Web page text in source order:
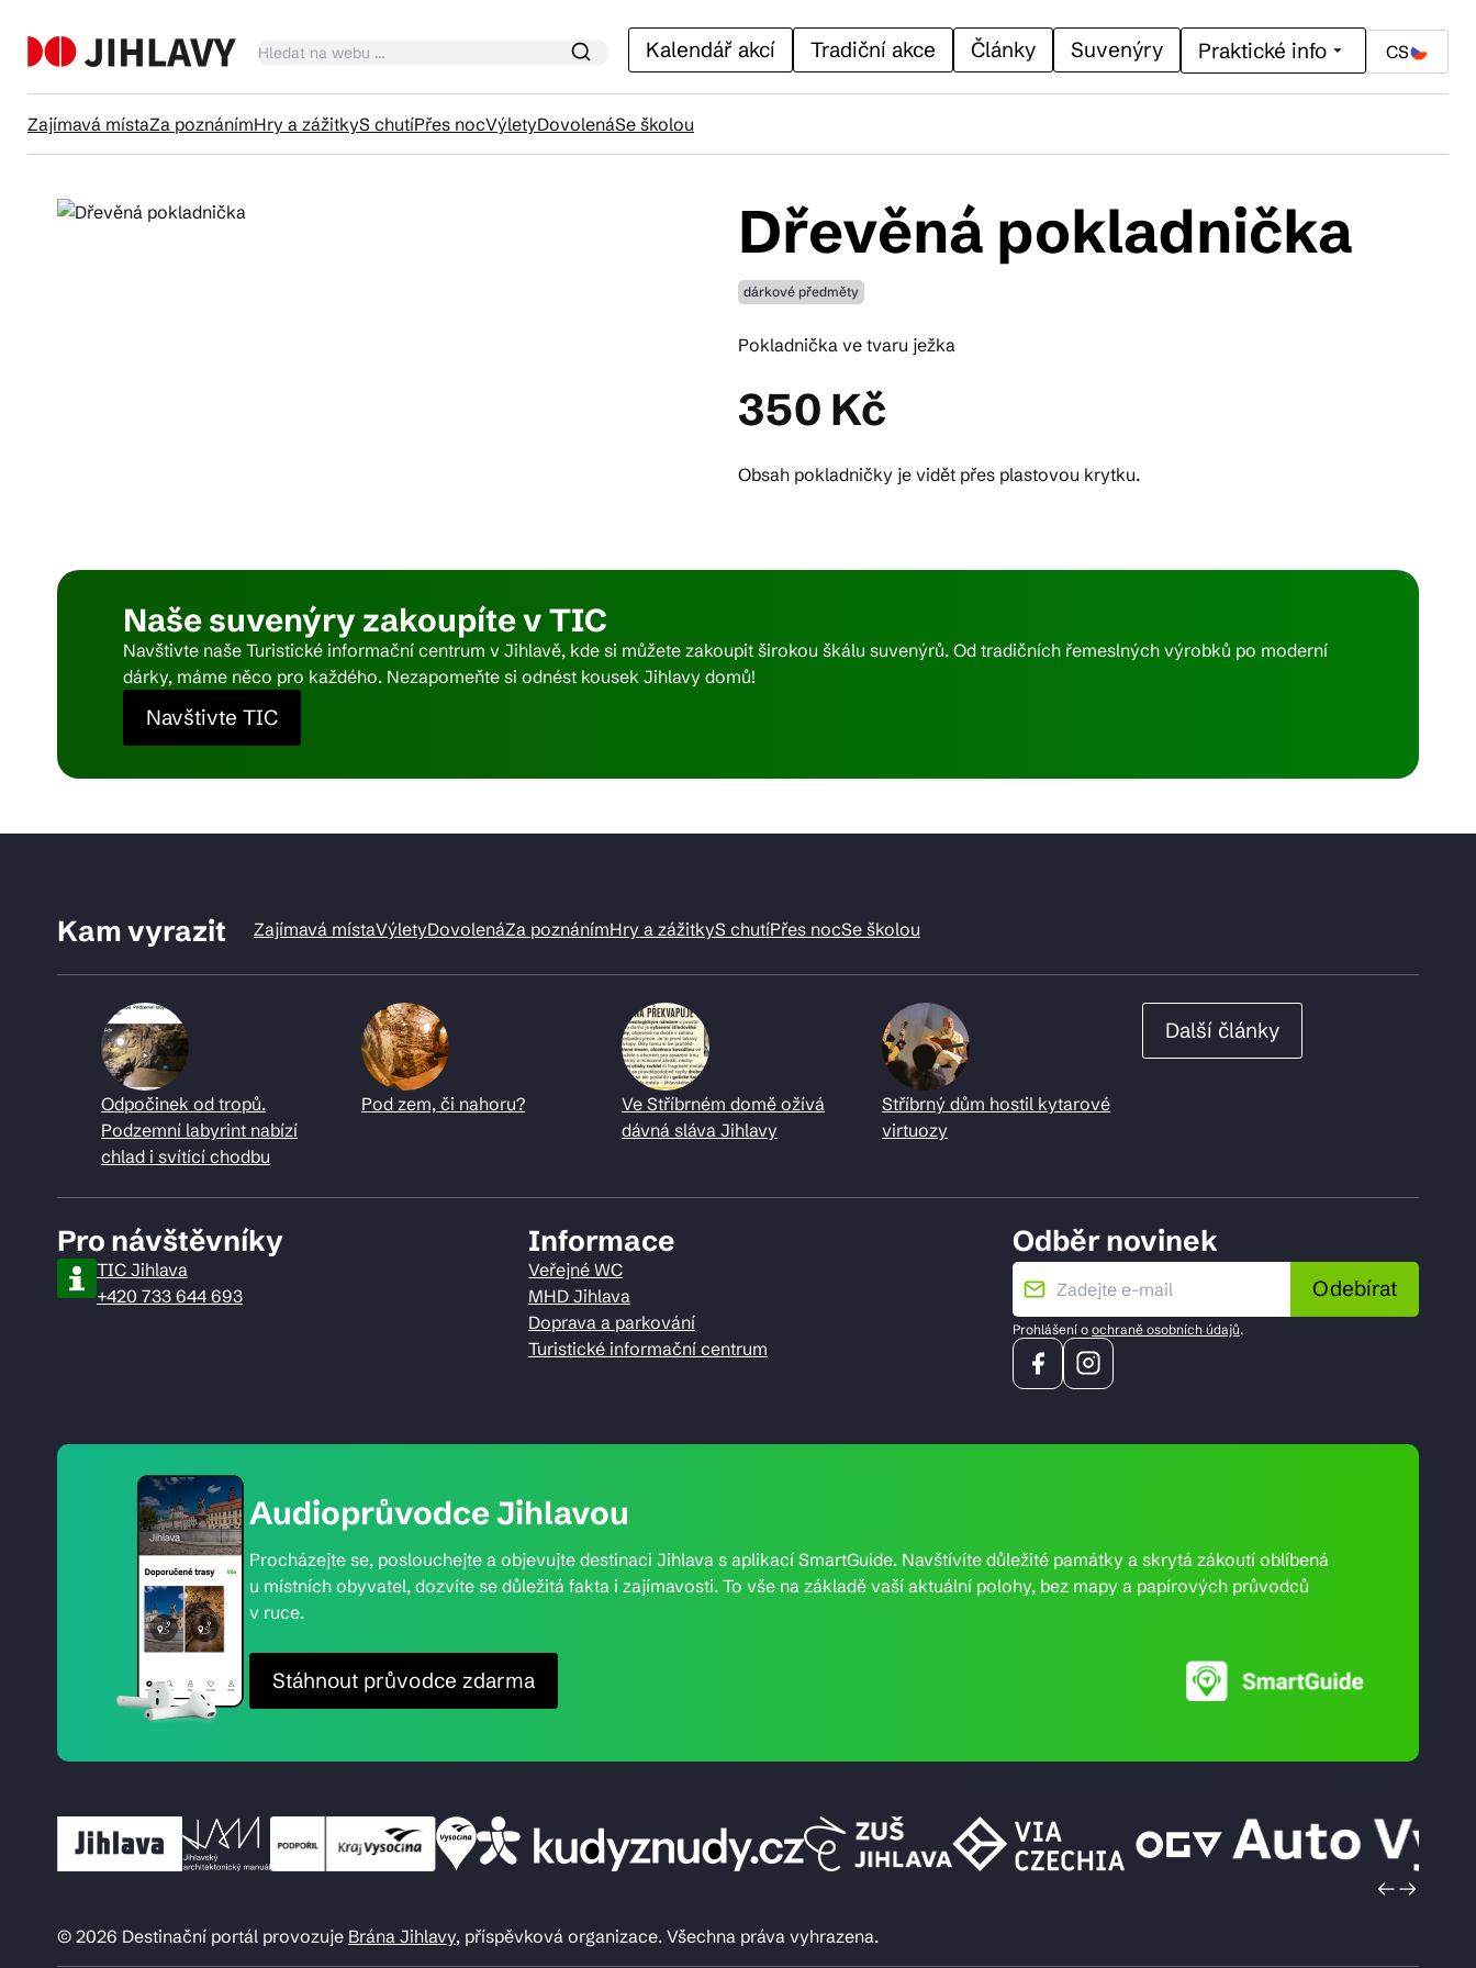
Kalendář akcí Tradiční akce Články Suvenýry Praktické info CS
Zajímavá místaZa poznánímHry a zážitkyS chutíPřes nocVýletyDovolenáSe školou
Kam vyrazit
Dřevěná pokladnička
dárkové předměty
Pokladnička ve tvaru ježka
350 Kč
Obsah pokladničky je vidět přes plastovou krytku.
Naše suvenýry zakoupíte v TIC
Navštivte naše Turistické informační centrum v Jihlavě, kde si můžete zakoupit širokou škálu suvenýrů. Od tradičních řemeslných výrobků po moderní
dárky, máme něco pro každého. Nezapomeňte si odnést kousek Jihlavy domů!
Navštivte TIC
Kam vyrazit Zajímavá místaVýletyDovolenáZa poznánímHry a zážitkyS chutíPřes nocSe školou
Odpočinek od tropů.
Podzemní labyrint nabízí
chlad i svítící chodbu
Pod zem, či nahoru?
Ve Stříbrném domě ožívá
dávná sláva Jihlavy
Stříbrný dům hostil kytarové
virtuozy
Další články
Pro návštěvníky
TIC Jihlava
+420 733 644 693
Informace
Veřejné WC
MHD Jihlava
Doprava a parkování
Turistické informační centrum
Odběr novinek
Odebírat
Prohlášení o ochraně osobních údajů.
Audioprůvodce Jihlavou
Procházejte se, poslouchejte a objevujte destinaci Jihlava s aplikací SmartGuide. Navštívíte důležité památky a skrytá zákoutí oblíbená
u místních obyvatel, dozvíte se důležitá fakta i zajímavosti. To vše na základě vaší aktuální polohy, bez mapy a papírových průvodců
v ruce.
Stáhnout průvodce zdarma
© 2026 Destinační portál provozuje Brána Jihlavy, příspěvková organizace. Všechna práva vyhrazena.